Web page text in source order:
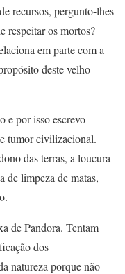
recursos, pergunto-lhes
respeitar os mortos?
em parte com a
deste velho
e por isso escrevo
tumor civilizacional.
das terras, a loucura
de limpeza de matas,
de Pandora. Tentam
dos
natureza porque não